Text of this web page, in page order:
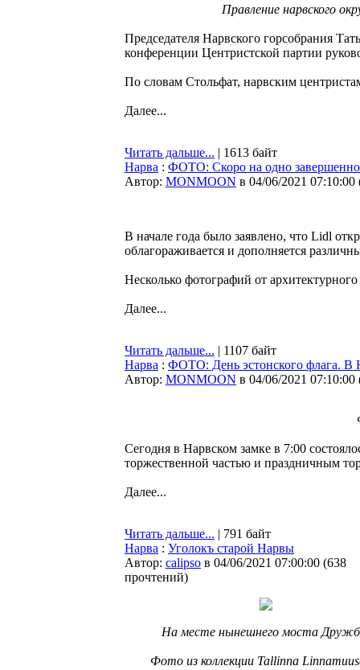
Правление нарвского
Председателя Нарвского горсобрания
конференции Центристской партии
По словам Стольфат, нарвским
Далее...
Читать дальше... | 1613 байт
Нарва : ФОТО: Скоро на одно
Автор: MONMOON в 04/06/2021 07:10:00
В начале года было заявлено, что Lidl
облагораживается и дополняется
Несколько фотографий от
Далее...
Читать дальше... | 1107 байт
Нарва : ФОТО: День эстонского флага. В
Автор: MONMOON в 04/06/2021 07:10:00
Сегодня в Нарвском замке в 7:00
торжественной частью и праздничным
Далее...
Читать дальше... | 791 байт
Нарва : Уголокъ старой Нарвы
Автор: calipso в 04/06/2021 07:00:00 (638
прочтений)
На месте нынешнего моста
Фото из коллекции Tallinna